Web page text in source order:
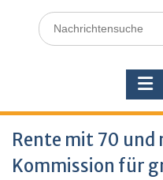
Search
for:
Rente mit 70 und
Kommission für